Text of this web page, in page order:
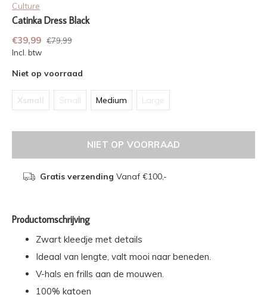
Culture
Catinka Dress Black
€39,99 €79,99
Incl. btw
Niet op voorraad
Xsmall Small Medium Large
NIET OP VOORRAAD
Gratis verzending Vanaf €100,-
Productomschrijving
Zwart kleedje met details
Ideaal van lengte, valt mooi naar beneden.
V-hals en frills aan de mouwen.
100% katoen